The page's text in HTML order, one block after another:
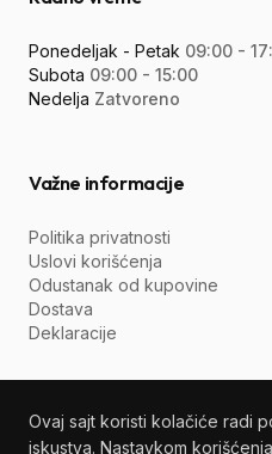
Ponedeljak - Petak 09:00 -
Subota 09:00 - 15:00
Nedelja Zatvoreno
Važne informacije
Politika privatnosti
Uslovi korišćenja
Odustanak od kupovine
Dostava
Deklaracije
Ovaj sajt koristi kolačiće radi
iskustva. Nastavkom